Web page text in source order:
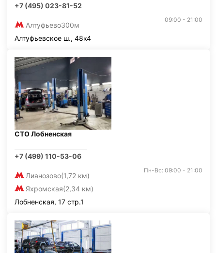
+7 (495) 023-81-52
Алтуфьево300м
09:00 - 21:00
Алтуфьевское ш., 48к4
СТО Лобненская
+7 (499) 110-53-06
Лианозово(1,72 км)
Яхромская(2,34 км)
Пн-Вс: 09:00 - 21:00
Лобненская, 17 стр.1